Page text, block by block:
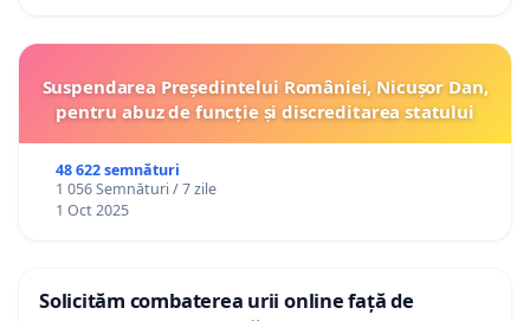
Suspendarea Președintelui României, Nicușor Dan,
pentru abuz de funcție și discreditarea statului
48 622 semnături
1 056 Semnături / 7 zile
1 Oct 2025
Solicităm combaterea urii online față de